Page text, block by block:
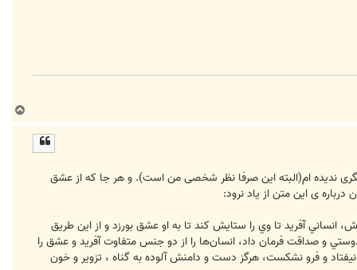
ا
ندیده ام(البته این صرفا نظر شخصی من است). و هر جا که از عشق
ی این متن از یاد نرود:
آفريد تا وي‌ را ستايش‌ كند تا به‌ او عشق‌ بورزد و از اين‌ طريق‌
و صداقت‌ فرمان‌ داد، انسان‌ها را از دو جنس‌ متفاوت‌ آفريد و عشق‌ را
و فرو نشكست‌، هرگز دست‌ و دامنش‌ آلوده‌ به‌ گناه‌ ، تزوير و خون‌